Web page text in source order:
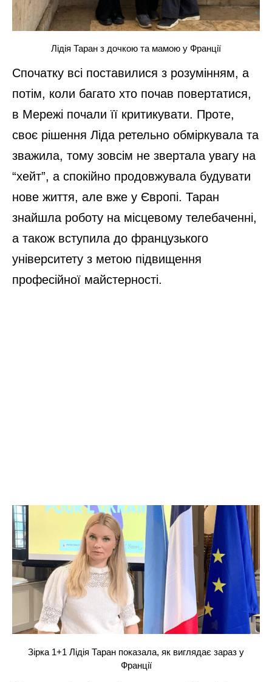
Лідія Таран з дочкою та мамою у Франції
Спочатку всі поставилися з розумінням, а
потім, коли багато хто почав повертатися,
в Мережі почали її критикувати. Проте,
своє рішення Ліда ретельно обміркувала та
зважила, тому зовсім не звертала увагу на
“хейт”, а спокійно продовжувала будувати
нове життя, але вже у Європі. Таран
знайшла роботу на місцевому телебаченні,
а також вступила до французького
університету з метою підвищення
професійної майстерності.
Зірка 1+1 Лідія Таран показала, як виглядає зараз у
Франції